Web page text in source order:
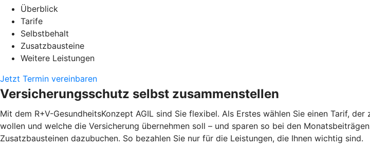
Überblick
Tarife
Selbstbehalt
Zusatzbausteine
Weitere Leistungen
Jetzt Termin vereinbaren
Versicherungsschutz selbst zusammenstellen
Mit dem R+V-GesundheitsKonzept AGIL sind Sie flexibel. Als Erstes wählen Sie einen Tarif,
wollen und welche die Versicherung übernehmen soll – und sparen so bei den
Zusatzbausteinen dazubuchen. So bezahlen Sie nur für die Leistungen, die Ihnen wichtig sind.